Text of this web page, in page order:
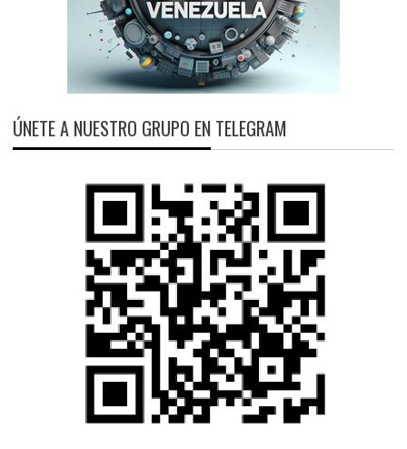
ÚNETE A NUESTRO GRUPO EN TELEGRAM